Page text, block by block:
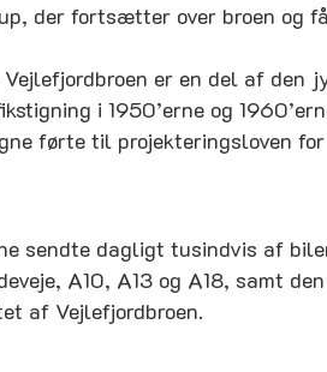
der fortsætter over broen og
Vejlefjordbroen er en del af den
i 1950’erne og
førte til projekteringsloven
sendte dagligt tusindvis af
A10, A13 og A18, samt
af Vejlefjordbroen.